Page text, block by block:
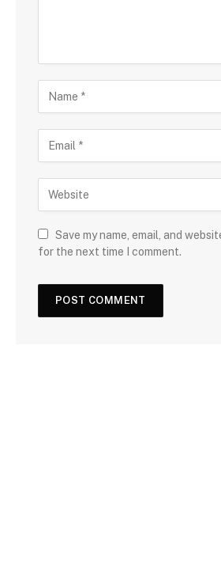
Save my name, email, and
for the next time I comment.